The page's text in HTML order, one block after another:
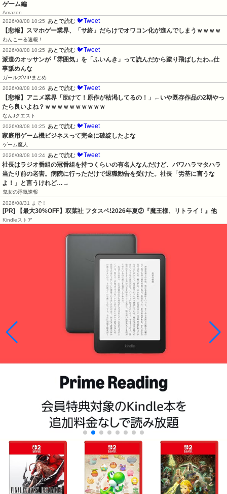
ゲーム編
Amazon
2026/08/08 10:25
あとで読む 🐦Tweet
【悲報】スマホゲー業界、「サ終」だらけでオワコン化が進んでしまうｗｗｗｗ
わんこーる速報！
2026/08/08 10:25
あとで読む 🐦Tweet
派遣のオッサンが「雰囲気」を「ふいんき」って読んだから蹴り飛ばしたわ...仕
事舐めんな
ガールズVIPまとめ
2026/08/08 10:26
あとで読む 🐦Tweet
【悲報】アニメ業界「助けて！原作が枯渇してるの！」←いや既存作品の2期やっ
たら良いよね？ｗｗｗｗｗｗｗｗｗｗ
なんJクエスト
2026/08/08 10:25
あとで読む 🐦Tweet
家庭用ゲーム機ビジネスって完全に破綻したよな
ゲーム魔人
2026/08/08 10:24 あとで読む 🐦Tweet
社長はラジオ番組の冠番組を持つくらいの有名人なんだけど、パワハラマタハラ
当たり前の老害。病院に行っただけで退職勧告を受けた。社長「労基に言うな
よ！」と言うけれど…→
鬼女の浮気速報
2026/08/31 まで！
[PR] 【最大30%OFF】双葉社 フタスペ!2026年夏②『魔王様、リトライ！』他
Kindleストア